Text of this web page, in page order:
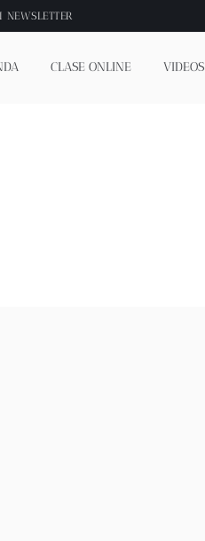
NEWSLETTER
CLASE ONLINE VIDEOS